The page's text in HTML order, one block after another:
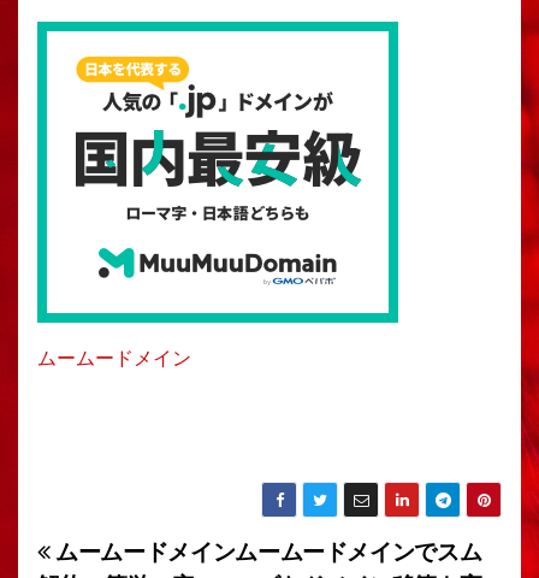
ムームードメイン
投
ムームードメインでスム
ムームードメイン